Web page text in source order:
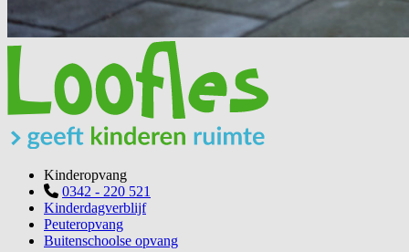
Kinderopvang
0342 - 220 521
Kinderdagverblijf
Peuteropvang
Buitenschoolse opvang